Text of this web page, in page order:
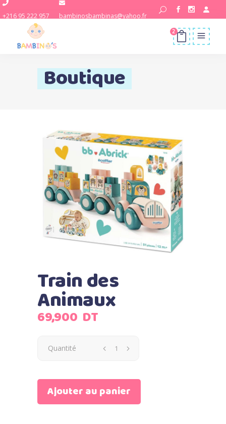
+216 95 222 957 bambinosbambinas@yahoo.fr
2
Boutique
Train des
Animaux
69,900 DT
Quantité
Ajouter au panier